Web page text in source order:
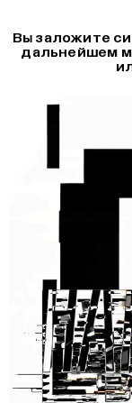
Вы заложите
дальнейшем